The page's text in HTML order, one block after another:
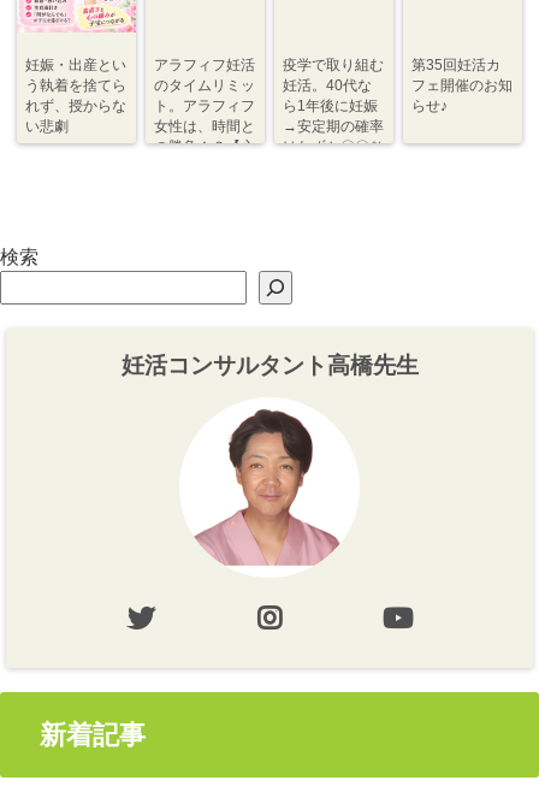
妊娠・出産とい
う執着を捨てら
れず、授からな
い悲劇
アラフィフ妊活
のタイムリミッ
ト。アラフィフ
女性は、時間と
の勝負！？【心
疫学で取り組む
妊活。40代な
ら1年後に妊娠
→安定期の確率
はわずか〇〇％
第35回妊活カ
フェ開催のお知
らせ♪
検索
妊活コンサルタント高橋先生
新着記事